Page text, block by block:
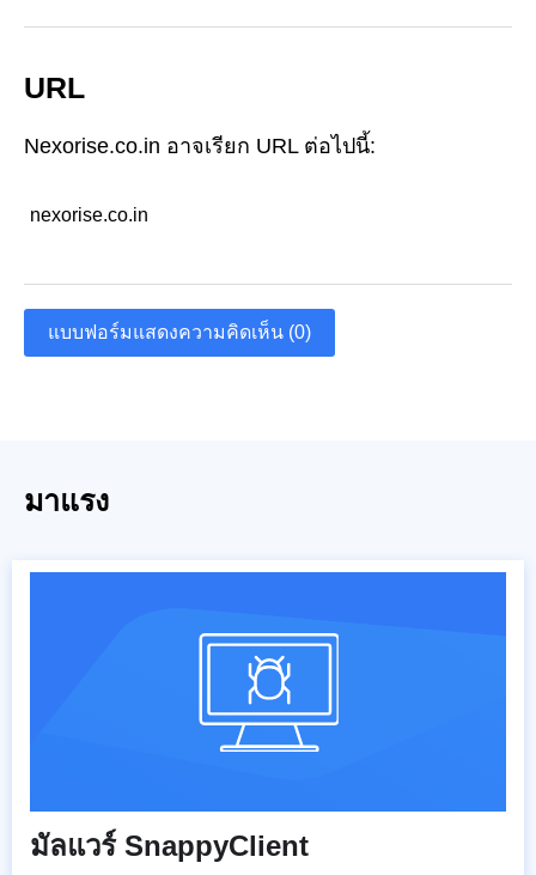
URL
Nexorise.co.in อาจเรียก URL ต่อไปนี้:
nexorise.co.in
แบบฟอร์มแสดงความคิดเห็น (0)
มาแรง
มัลแวร์ SnappyClient